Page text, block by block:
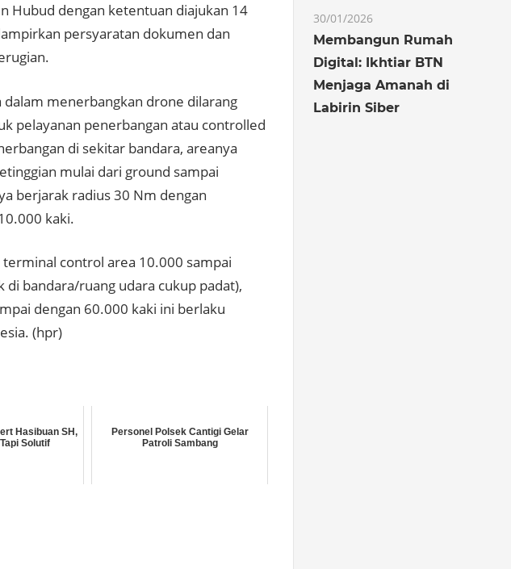
Hubud dengan ketentuan diajukan 14
persyaratan dokumen dan
menerbangkan drone dilarang
pelayanan penerbangan atau controlled
di sekitar bandara, areanya
mulai dari ground sampai
berjarak radius 30 Nm dengan
kaki.
control area 10.000 sampai
bandara/ruang udara cukup padat),
dengan 60.000 kaki ini berlaku
(hpr)
Hasibuan SH,
Solutif
Personel Polsek Cantigi Gelar
Patroli Sambang
30/01/2026
Membangun Rumah
Digital: Ikhtiar BTN
Menjaga Amanah di
Labirin Siber